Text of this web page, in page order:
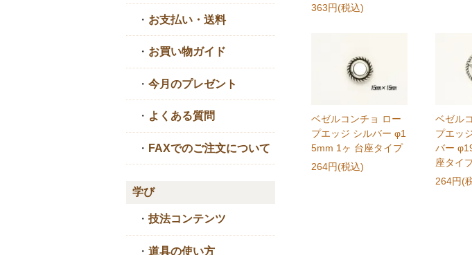
363円(税込)
ベゼルコンチョ ロー
プエッジ シルバー φ1
5mm 1ヶ 台座タイプ
264円(税込)
ベゼル
プエッ
バー
座タイ
264円(
・ お支払い・送料
・ お買い物ガイド
・ 今月のプレゼント
・ よくある質問
・ FAXでのご注文について
学び
・ 技法コンテンツ
・ 道具の使い方